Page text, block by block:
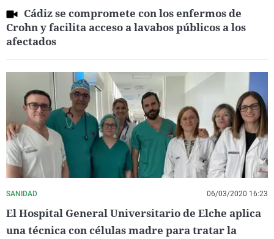
Cádiz se compromete con los enfermos de
Crohn y facilita acceso a lavabos públicos a los
afectados
SANIDAD 06/03/2020 16:23
El Hospital General Universitario de Elche aplica
una técnica con células madre para tratar la